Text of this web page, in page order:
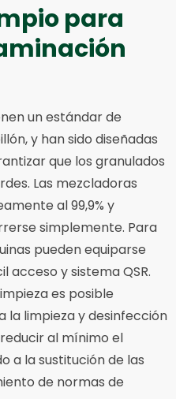
para
un estándar de
y han sido diseñadas
que los granulados
Las mezcladoras
al 99,9% y
simplemente. Para
pueden equiparse
acceso y sistema QSR.
es posible
la limpieza y desinfección
al mínimo el
a la sustitución de las
de normas de